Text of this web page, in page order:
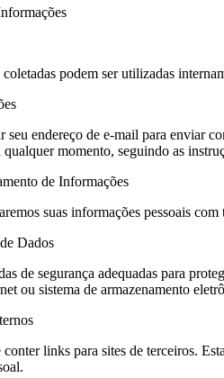
podem ser utilizadas
seu endereço de e-mail para enviar
qualquer momento, seguindo as
de Informações
suas informações pessoais
Dados
de segurança adequadas para
ou sistema de armazenamento
links para sites de terceiros.